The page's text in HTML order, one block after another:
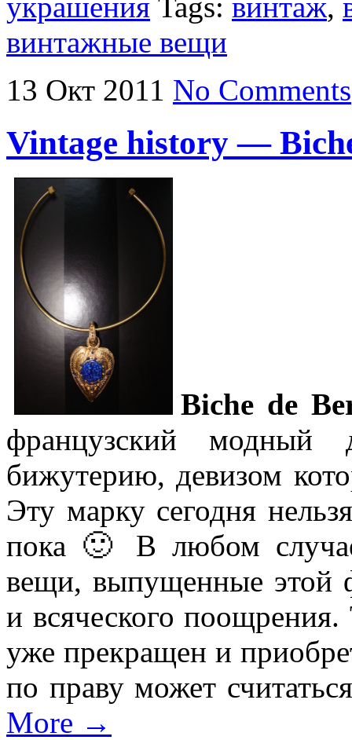
винтажные вещи
13 Окт 2011 No Comments
Vintage history —
Biche de
французский
бижутерию, девизом
Эту марку сегодня
пока 🙂 В любом
вещи, выпущенные этой
и всяческого
уже прекращен и
по праву может
More →